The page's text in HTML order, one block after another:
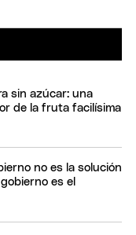
sin azúcar: una
de la fruta facilísima
no es la solución
es el